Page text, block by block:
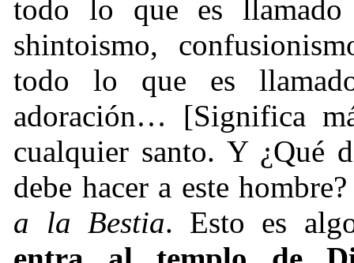
todo lo que es
shintoismo,
todo lo que es
adoración… [Significa
cualquier santo. Y ¿Qué
debe hacer a este
a la Bestia. Esto es